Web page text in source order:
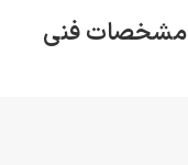
مشخصات فنی